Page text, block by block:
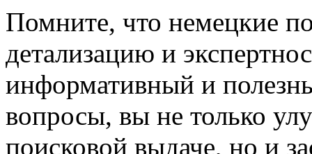
Помните, что немецкие
детализацию и
информативный и
вопросы, вы не только
поисковой выдаче, но и